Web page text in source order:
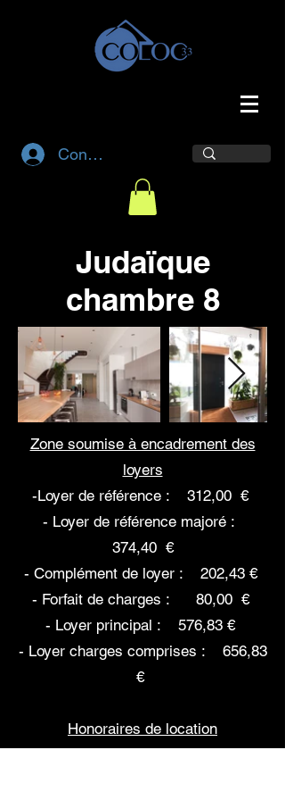
Connexion
Judaïque
chambre 8
Zone soumise à encadrement des
loyers
-Loyer de référence : 312,00 €
- Loyer de référence majoré :
374,40 €
- Complément de loyer : 202,43 €
- Forfait de charges : 80,00 €
- Loyer principal : 576,83 €
- Loyer charges comprises : 656,83
€
Honoraires de location
*Barème d'honoraires consultable sur